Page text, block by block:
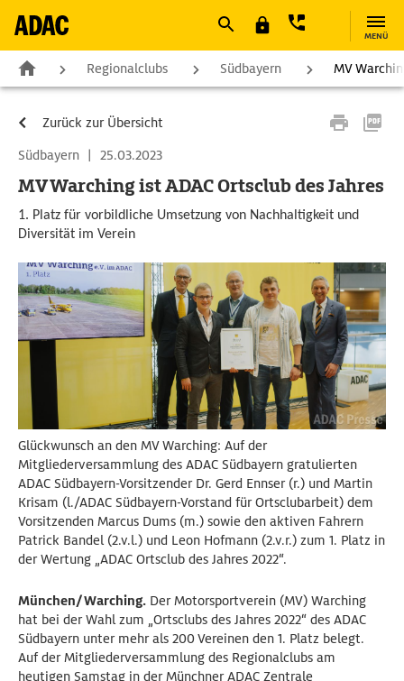
MENÜ
Regionalclubs Südbayern MV
Zurück zur Übersicht
Südbayern | 25.03.2023
MV Warching ist ADAC Ortsclub des Jahres
1. Platz für vorbildliche Umsetzung von Nachhaltigkeit und
Diversität im Verein
Glückwunsch an den MV Warching: Auf der
Mitgliederversammlung des ADAC Südbayern gratulierten
ADAC Südbayern-Vorsitzender Dr. Gerd Ennser (r.) und Martin
Krisam (l./ADAC Südbayern-Vorstand für Ortsclubarbeit) dem
Vorsitzenden Marcus Dums (m.) sowie den aktiven Fahrern
Patrick Bandel (2.v.l.) und Leon Hofmann (2.v.r.) zum 1. Platz in
der Wertung „ADAC Ortsclub des Jahres 2022“.
München/Warching. Der Motorsportverein (MV) Warching
hat bei der Wahl zum „Ortsclubs des Jahres 2022“ des ADAC
Südbayern unter mehr als 200 Vereinen den 1. Platz belegt.
Auf der Mitgliederversammlung des Regionalclubs am
heutigen Samstag in der Münchner ADAC Zentrale